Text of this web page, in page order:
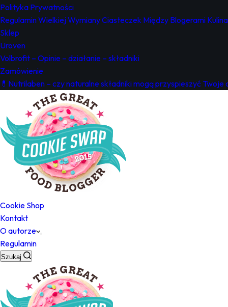
Polityka Prywatności
Regulamin Wielkiej Wymiany Ciasteczek Między Blogerami
Sklep
Uroven
Volbrofit – Opinie – działanie – składniki
Zamówienie
💊Nutrilaben – czy naturalne składniki mogą przyspieszyć
Cookie Shop
Kontakt
O autorze
Regulamin
Szukaj